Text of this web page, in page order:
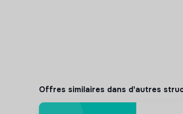
Offres similaires dans d'autres